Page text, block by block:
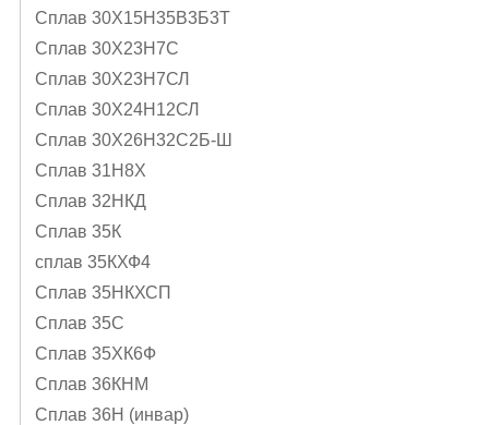
Сплав 30Х15Н35В3Б3Т
Сплав 30Х23Н7С
Сплав 30Х23Н7СЛ
Сплав 30Х24Н12СЛ
Сплав 30Х26Н32С2Б-Ш
Сплав 31Н8Х
Сплав 32НКД
Сплав 35К
сплав 35КХФ4
Сплав 35НКХСП
Сплав 35С
Сплав 35ХК6Ф
Сплав 36КНМ
Сплав 36Н (инвар)